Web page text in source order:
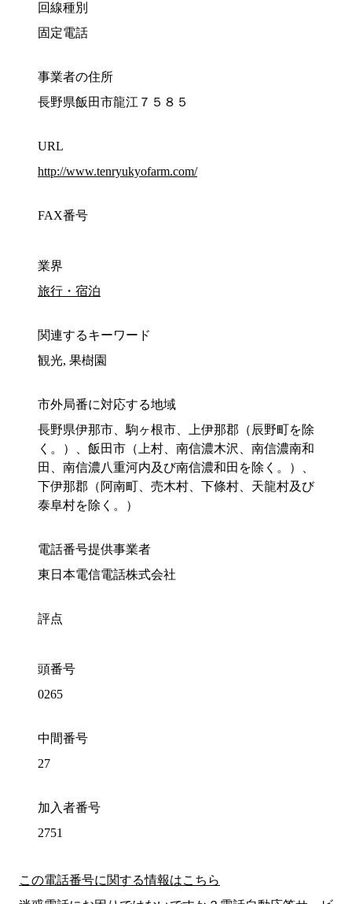
回線種別
固定電話
事業者の住所
長野県飯田市龍江７５８５
URL
http://www.tenryukyofarm.com/
FAX番号
業界
旅行・宿泊
関連するキーワード
観光, 果樹園
市外局番に対応する地域
長野県伊那市、駒ヶ根市、上伊那郡（辰野町を除
く。）、飯田市（上村、南信濃木沢、南信濃南和
田、南信濃八重河内及び南信濃和田を除く。）、
下伊那郡（阿南町、売木村、下條村、天龍村及び
泰阜村を除く。）
電話番号提供事業者
東日本電信電話株式会社
評点
頭番号
0265
中間番号
27
加入者番号
2751
この電話番号に関する情報はこちら